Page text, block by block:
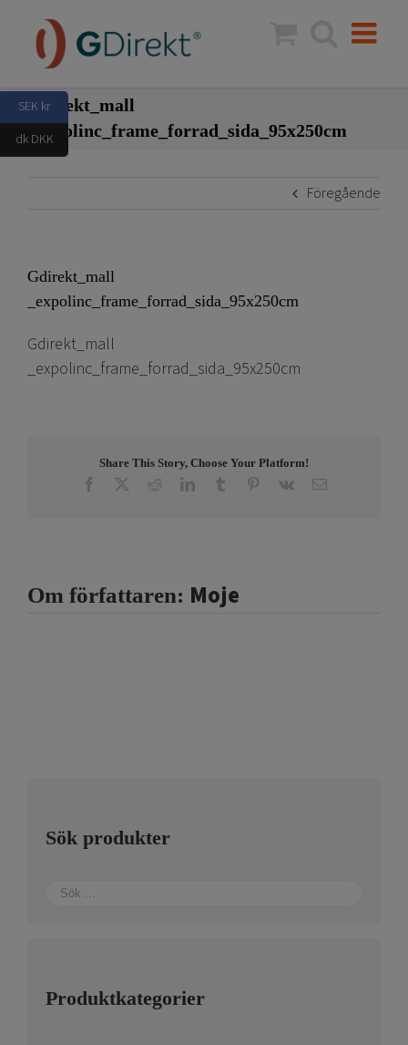
innehållet
Gdirekt_mall
_expolinc_frame_forrad_sida_95x250cm
Föregående
Gdirekt_mall
_expolinc_frame_forrad_sida_95x250cm
Gdirekt_mall
_expolinc_frame_forrad_sida_95x250cm
Share This Story, Choose Your Platform!
Facebook RedditLinkedInTumblr Pinterest
Vk E-
Om författaren: Moje
Sök produkter
Produktkategorier
SEK kr
dk DKK